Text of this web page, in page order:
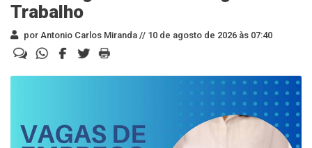
Trabalho
por Antonio Carlos Miranda // 10 de agosto de 2026 às 07:40